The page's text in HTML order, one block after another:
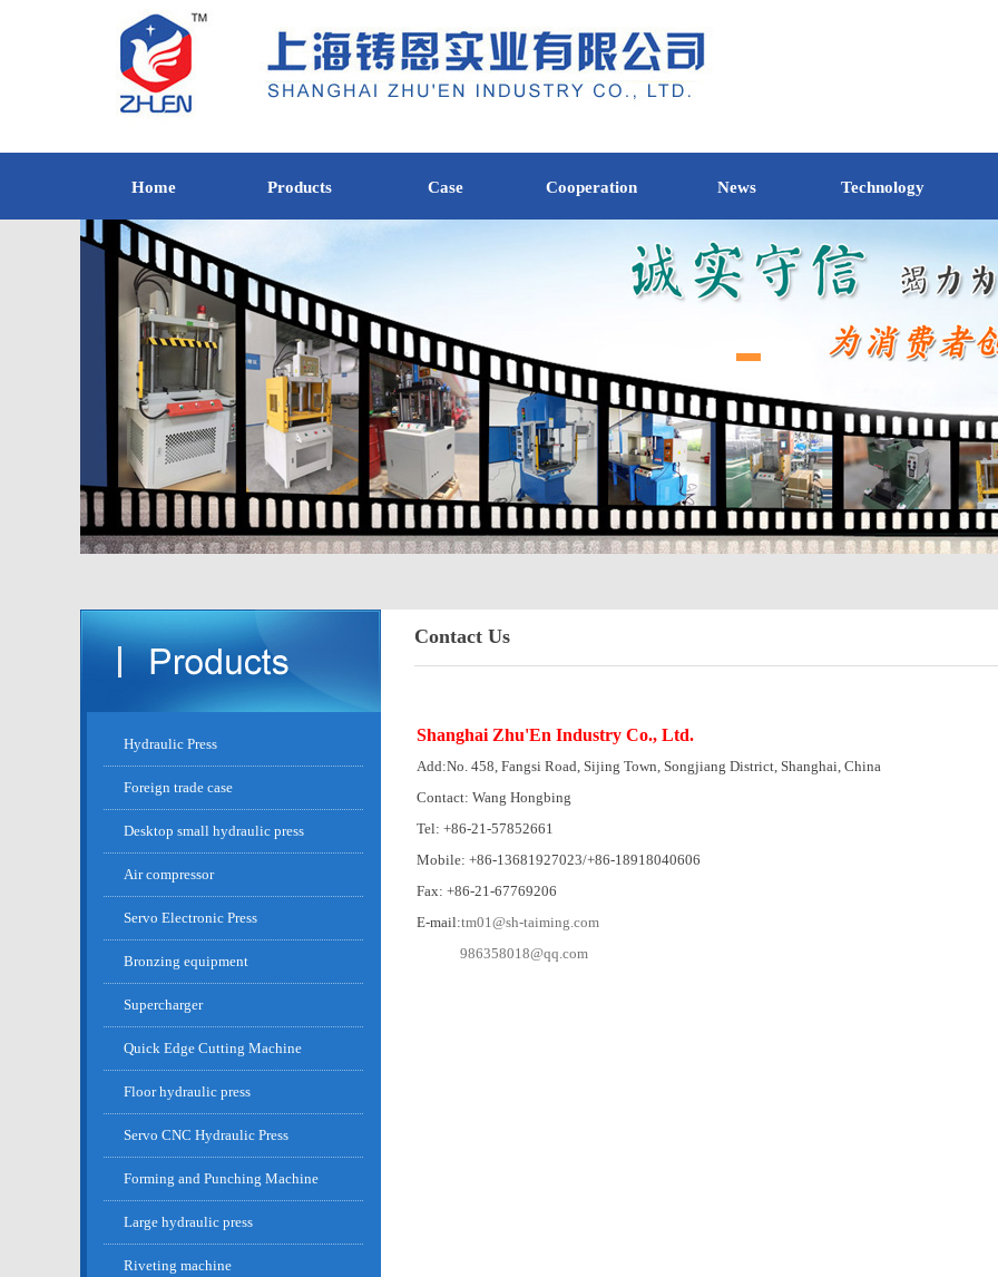
Home Products Case Cooperation News Technology
-
Hydraulic Press
Foreign trade case
Desktop small hydraulic press
Air compressor
Servo Electronic Press
Bronzing equipment
Supercharger
Quick Edge Cutting Machine
Floor hydraulic press
Servo CNC Hydraulic Press
Forming and Punching Machine
Large hydraulic press
Riveting machine
Contact Us
Shanghai Zhu'En Industry Co., Ltd.
Add:No. 458, Fangsi Road, Sijing Town, Songjiang District, Shanghai, China
Contact: Wang Hongbing
Tel: +86-21-57852661
Mobile: +86-13681927023/+86-18918040606
Fax: +86-21-67769206
E-mail:tm01@sh-taiming.com
986358018@qq.com